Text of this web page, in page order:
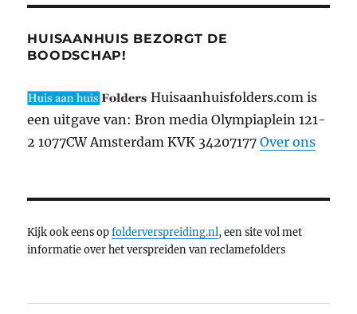
HUISAANHUIS BEZORGT DE
BOODSCHAP!
Huisaanhuisfolders.com is
een uitgave van: Bron media Olympiaplein 121-
2 1077CW Amsterdam KVK 34207177Over ons
Kijk ook eens opfolderverspreiding.nl, een site vol met
informatie over het verspreiden van reclamefolders